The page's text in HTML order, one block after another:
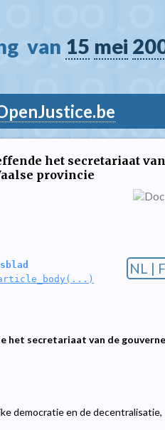
van 15 mei
het secretariaat
provincie
NL |
het secretariaat van de
democratie en de decentralisatie,